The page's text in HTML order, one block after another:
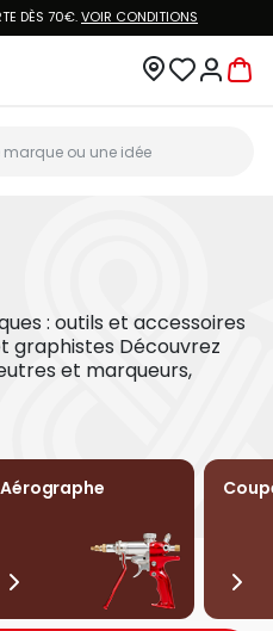
DÈS 70€.VOIR CONDITIONS
: outils et accessoires
graphistes Découvrez
et marqueurs,
Aérographe